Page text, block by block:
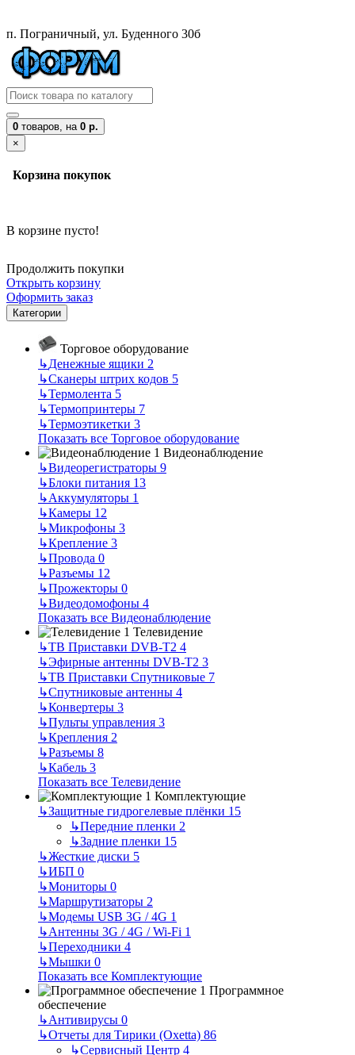
п. Пограничный, ул. Буденного 30б
0 товаров, на 0 р.
×
Корзина покупок
В корзине пусто!
Продолжить покупки
Открыть корзину
Оформить заказ
Категории
Торговое оборудование
↳Денежные ящики 2
↳Сканеры штрих кодов 5
↳Термолента 5
↳Термопринтеры 7
↳Термоэтикетки 3
Показать все Торговое оборудование
Видеонаблюдение
↳Видеорегистраторы 9
↳Блоки питания 13
↳Аккумуляторы 1
↳Камеры 12
↳Микрофоны 3
↳Крепление 3
↳Провода 0
↳Разъемы 12
↳Прожекторы 0
↳Видеодомофоны 4
Показать все Видеонаблюдение
Телевидение
↳ТВ Приставки DVB-T2 4
↳Эфирные антенны DVB-T2 3
↳ТВ Приставки Спутниковые 7
↳Спутниковые антенны 4
↳Конвертеры 3
↳Пульты управления 3
↳Крепления 2
↳Разъемы 8
↳Кабель 3
Показать все Телевидение
Комплектующие
↳Защитные гидрогелевые плёнки 15
↳Передние пленки 2
↳Задние пленки 15
↳Жесткие диски 5
↳ИБП 0
↳Мониторы 0
↳Маршрутизаторы 2
↳Модемы USB 3G / 4G 1
↳Антенны 3G / 4G / Wi-Fi 1
↳Переходники 4
↳Мышки 0
Показать все Комплектующие
Программное
обеспечение
↳Антивирусы 0
↳Отчеты для Тирики (Oxetta) 86
↳Сервисный Центр 4